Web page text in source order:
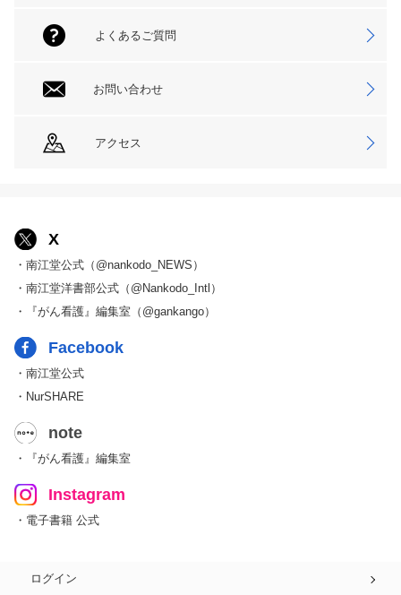
よくあるご質問
お問い合わせ
アクセス
X
・南江堂公式（@nankodo_NEWS）
・南江堂洋書部公式（@Nankodo_Intl）
・『がん看護』編集室（@gankango）
Facebook
・南江堂公式
・NurSHARE
note
・『がん看護』編集室
Instagram
・電子書籍 公式
ログイン